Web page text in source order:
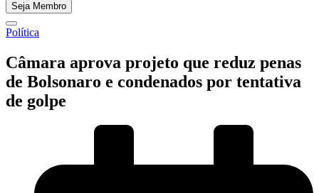
Seja Membro
Política
Câmara aprova projeto que reduz penas
de Bolsonaro e condenados por tentativa
de golpe